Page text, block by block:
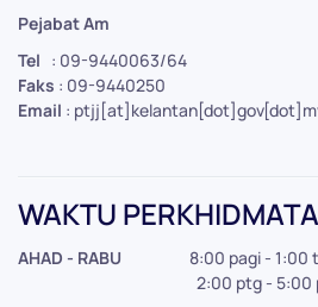
Pejabat Am
Tel : 09-9440063/64
Faks : 09-9440250
Email :
WAKTU
AHAD - RABU 8:00 pagi - 1:00
2:00 ptg - 5:00